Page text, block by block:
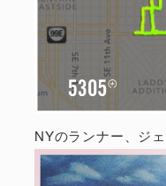
NYのランナー、ジ